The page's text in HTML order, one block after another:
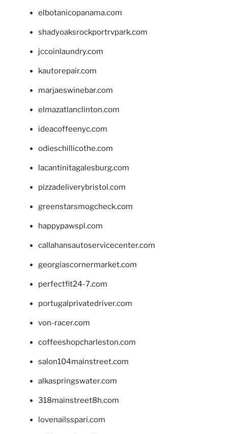
elbotanicopanama.com
shadyoaksrockportrvpark.com
jccoinlaundry.com
kautorepair.com
marjaeswinebar.com
elmazatlanclinton.com
ideacoffeenyc.com
odieschillicothe.com
lacantinitagalesburg.com
pizzadeliverybristol.com
greenstarsmogcheck.com
happypawspl.com
callahansautoservicecenter.com
georgiascornermarket.com
perfectfit24-7.com
portugalprivatedriver.com
von-racer.com
coffeeshopcharleston.com
salon104mainstreet.com
alkaspringswater.com
318mainstreet8h.com
lovenailsspari.com